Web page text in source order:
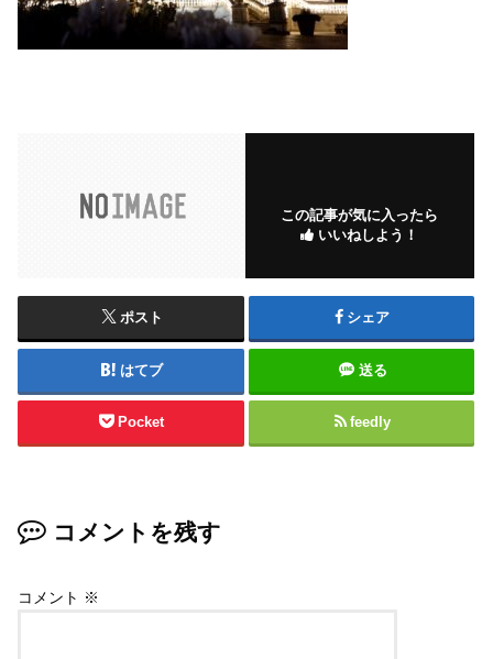
この記事が気に入ったら
いいねしよう！
ポスト シェア
はてブ 送る
Pocket feedly
コメントを残す
コメント ※